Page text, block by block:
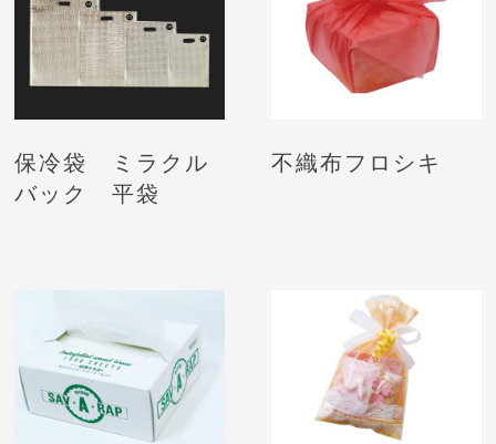
保冷袋 ミラクル
バック 平袋
不織布フロシキ